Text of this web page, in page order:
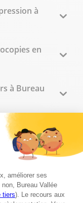
à
en
à Bureau
en